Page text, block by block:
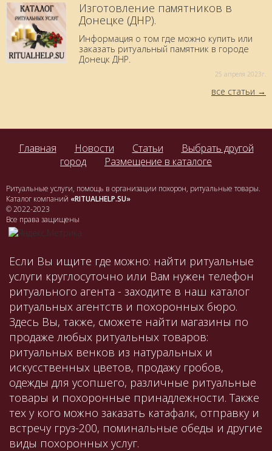
Изготовление памятников в
Донецке (ДНР).
Информация о том где можно купить или
заказать ритуальный памятник в городе
Донецк ДНР.
25 aпреля 2023г.
все статьи
Главная Новости Статьи
Выбрать другой
город
Размещение в каталоге
Ритуальные услуги, помощь в организации похорон, ритуальные товары.
Каталог компаний «RITUALHELP.SU»
© 2022-2023
Все права защищены
Если Вы ищите где можно: найти ритуальные
услуги круглосуточно или Вам нужен телефон
ритуального агента - заходите в наш каталог
ритуальных агентств и похоронных бюро.
Здесь Вы, также, сможете найти магазины по
продаже любых ритуальных товаров:
ритуальных венков из натуральных и
искусственных цветов, продажу гробов,
одежды для усопшего, различные ритуальные
товары и похоронные принадлежности. Также
тех у кого можно заказать катафалк, отправку и
встречу груз-200, поминальные обеды и другие
виды похоронных услуг.